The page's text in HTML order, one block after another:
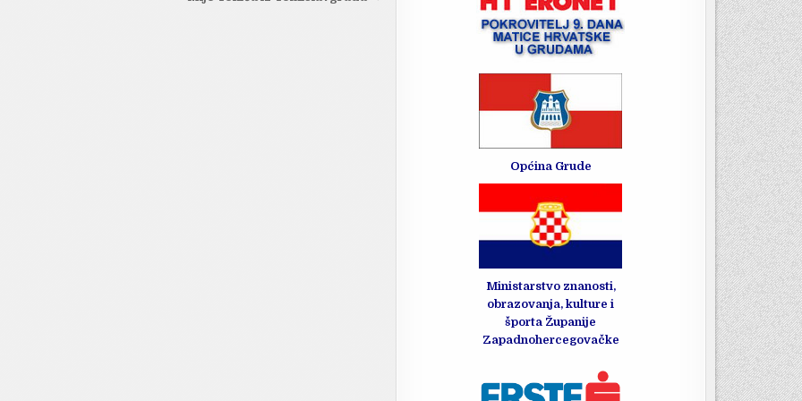
Općina Grude
Ministarstvo znanosti,
obrazovanja, kulture i
športa Županije
Zapadnohercegovačke